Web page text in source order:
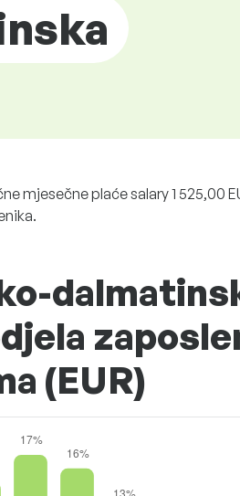
mjesečne plaće salary 1 525,00
(EUR)